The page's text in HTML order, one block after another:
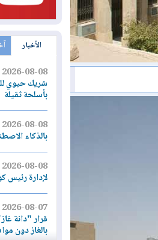
الأخبار آخر
2026-08-08
شريك حيوي
بأسلحة ثقيلة
2026-08-08
بالذكاء
2026-08-08دعم
لإدارة رئيس
2026-08-07
قرار "دانة غاز"
بالغاز دون